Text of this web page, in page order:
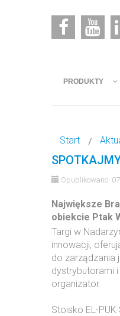
PRODUKTY
Start
Opublikowano:
Największe
obiekcie Ptak
Targi w
innowacji,
do zarządzania
dystrybutorami
organizator.
Stoisko EL-